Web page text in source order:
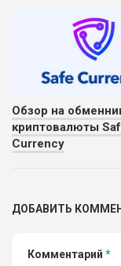
Обзор на
криптовалюты
Currency
ДОБАВИТЬ
Комментарий *